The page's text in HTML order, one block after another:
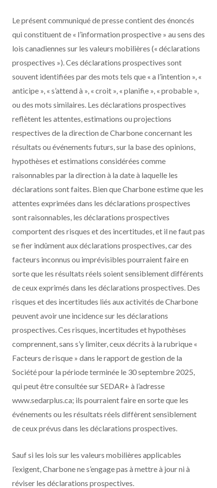
Le présent communiqué de presse contient des énoncés
qui constituent de « l’information prospective » au sens des
lois canadiennes sur les valeurs mobilières (« déclarations
prospectives »). Ces déclarations prospectives sont
souvent identifiées par des mots tels que « a l’intention », «
anticipe », « s’attend à », « croit », « planifie », « probable »,
ou des mots similaires. Les déclarations prospectives
reflètent les attentes, estimations ou projections
respectives de la direction de Charbone concernant les
résultats ou événements futurs, sur la base des opinions,
hypothèses et estimations considérées comme
raisonnables par la direction à la date à laquelle les
déclarations sont faites. Bien que Charbone estime que les
attentes exprimées dans les déclarations prospectives
sont raisonnables, les déclarations prospectives
comportent des risques et des incertitudes, et il ne faut pas
se fier indûment aux déclarations prospectives, car des
facteurs inconnus ou imprévisibles pourraient faire en
sorte que les résultats réels soient sensiblement différents
de ceux exprimés dans les déclarations prospectives. Des
risques et des incertitudes liés aux activités de Charbone
peuvent avoir une incidence sur les déclarations
prospectives. Ces risques, incertitudes et hypothèses
comprennent, sans s’y limiter, ceux décrits à la rubrique «
Facteurs de risque » dans le rapport de gestion de la
Société pour la période terminée le 30 septembre 2025,
qui peut être consultée sur SEDAR+ à l’adresse
www.sedarplus.ca; ils pourraient faire en sorte que les
événements ou les résultats réels diffèrent sensiblement
de ceux prévus dans les déclarations prospectives.
Sauf si les lois sur les valeurs mobilières applicables
l’exigent, Charbone ne s’engage pas à mettre à jour ni à
réviser les déclarations prospectives.